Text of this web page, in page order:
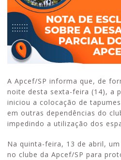
A Apcef/SP informa que, de
noite desta sexta-feira (14), a
iniciou a colocação de
em outras dependências do
impedindo a utilização dos
Na quinta-feira, 13 de abril,
no clube da Apcef/SP para